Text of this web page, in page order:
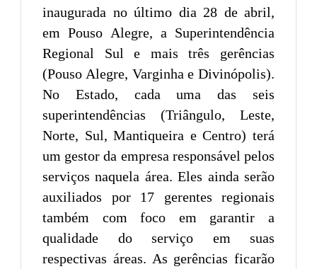
inaugurada no último dia 28 de abril,
em Pouso Alegre, a Superintendência
Regional Sul e mais três gerências
(Pouso Alegre, Varginha e Divinópolis).
No Estado, cada uma das seis
superintendências (Triângulo, Leste,
Norte, Sul, Mantiqueira e Centro) terá
um gestor da empresa responsável pelos
serviços naquela área. Eles ainda serão
auxiliados por 17 gerentes regionais
também com foco em garantir a
qualidade do serviço em suas
respectivas áreas. As gerências ficarão